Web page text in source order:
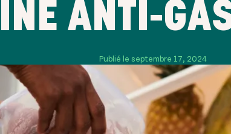
ANTI-
Publié le septembre 17, 2024